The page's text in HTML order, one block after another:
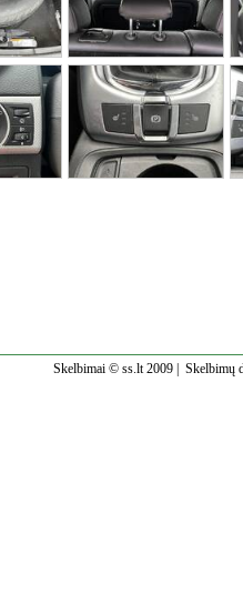
Skelbimai © ss.lt 2009 | Skelbimų